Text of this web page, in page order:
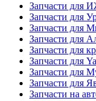
Запчасти для
Запчасти для
Запчасти для
Запчасти для
Запчасти для
Запчасти для
Запчасти для
Запчасти для
Запчасти на